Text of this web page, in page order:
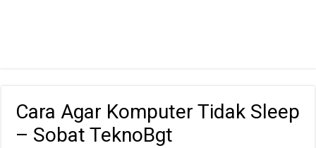
Cara Agar Komputer Tidak Sleep
– Sobat TeknoBgt